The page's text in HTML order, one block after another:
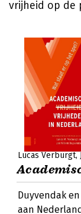
vrijheid op de
Lucas Verburgt
Duyvendak
aan